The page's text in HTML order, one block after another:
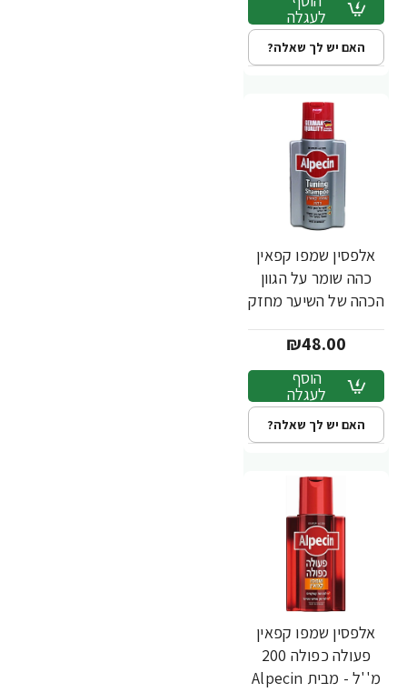
לעגלה
האם יש לך שאלה?
אלפסין שמפו קפאין
כהה שומר על הגוון
הכהה של השיער מחזק
מ''ל - מבית Alpecin
₪48.00
הוסף
לעגלה
האם יש לך שאלה?
אלפסין שמפו קפאין
פעולה כפולה 200
מ''ל - מבית Alpecin